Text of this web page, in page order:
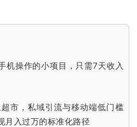
机操作的小项目，只需7天收入
市，私域引流与移动端低门槛
月入过万的标准化路径